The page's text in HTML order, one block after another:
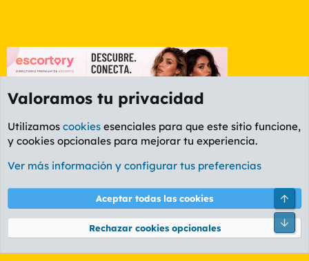
Foro General
Cookies
PL OLDSTYLE AMARILLO
Términos y reglas Política de privacidad Ayuda
Community platform by XenForo® © 2010-2026 XenForo Ltd.
Valoramos tu privacidad
Utilizamos cookies esenciales para que este sitio funcione,
y cookies opcionales para mejorar tu experiencia.
Ver más información y configurar tus preferencias
Aceptar todas las cookies
Rechazar cookies opcionales
Pie